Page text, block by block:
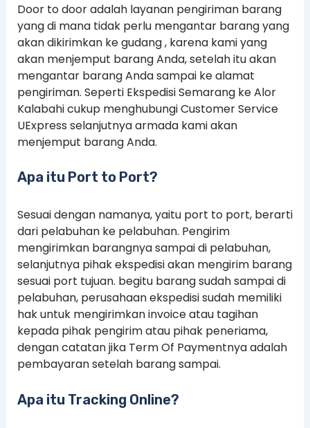
Door to door adalah layanan pengiriman barang
yang di mana tidak perlu mengantar barang yang
akan dikirimkan ke gudang , karena kami yang
akan menjemput barang Anda, setelah itu akan
mengantar barang Anda sampai ke alamat
pengiriman. Seperti Ekspedisi Semarang ke Alor
Kalabahi cukup menghubungi Customer Service
UExpress selanjutnya armada kami akan
menjemput barang Anda.
Apa itu Port to Port?
Sesuai dengan namanya, yaitu port to port, berarti
dari pelabuhan ke pelabuhan. Pengirim
mengirimkan barangnya sampai di pelabuhan,
selanjutnya pihak ekspedisi akan mengirim barang
sesuai port tujuan. begitu barang sudah sampai di
pelabuhan, perusahaan ekspedisi sudah memiliki
hak untuk mengirimkan invoice atau tagihan
kepada pihak pengirim atau pihak peneriama,
dengan catatan jika Term Of Paymentnya adalah
pembayaran setelah barang sampai.
Apa itu Tracking Online?